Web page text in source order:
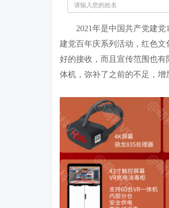
2021年是中国共产党建党
建党百年庆系列活动，红色
好的接收，而且宣传范围也
体机，弥补了之前的不足，增